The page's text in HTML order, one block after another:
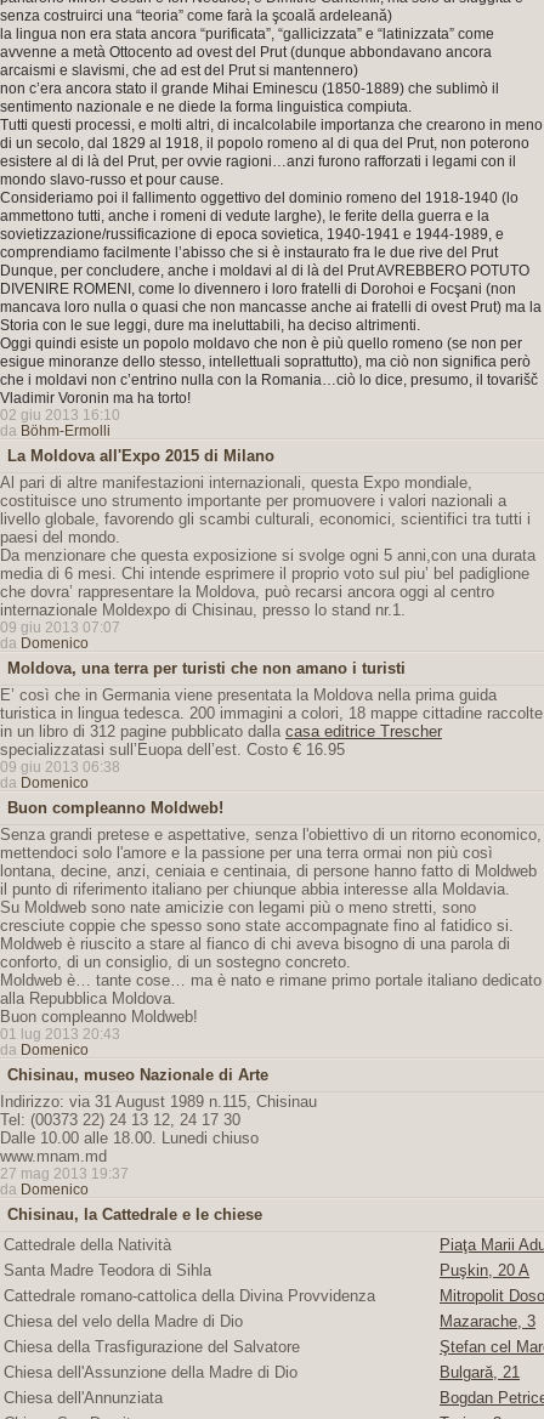
senza costruirci una “teoria” come farà la şcoală ardeleană)
la lingua non era stata ancora “purificata”, “gallicizzata” e “latinizzata” come
avvenne a metà Ottocento ad ovest del Prut (dunque abbondavano ancora
arcaismi e slavismi, che ad est del Prut si mantennero)
non c’era ancora stato il grande Mihai Eminescu (1850-1889) che sublimò il
sentimento nazionale e ne diede la forma linguistica compiuta.
Tutti questi processi, e molti altri, di incalcolabile importanza che crearono in meno
di un secolo, dal 1829 al 1918, il popolo romeno al di qua del Prut, non poterono
esistere al di là del Prut, per ovvie ragioni…anzi furono rafforzati i legami con il
mondo slavo-russo et pour cause.
Consideriamo poi il fallimento oggettivo del dominio romeno del 1918-1940 (lo
ammettono tutti, anche i romeni di vedute larghe), le ferite della guerra e la
sovietizzazione/russificazione di epoca sovietica, 1940-1941 e 1944-1989, e
comprendiamo facilmente l’abisso che si è instaurato fra le due rive del Prut
Dunque, per concludere, anche i moldavi al di là del Prut AVREBBERO POTUTO
DIVENIRE ROMENI, come lo divennero i loro fratelli di Dorohoi e Focşani (non
mancava loro nulla o quasi che non mancasse anche ai fratelli di ovest Prut) ma la
Storia con le sue leggi, dure ma ineluttabili, ha deciso altrimenti.
Oggi quindi esiste un popolo moldavo che non è più quello romeno (se non per
esigue minoranze dello stesso, intellettuali soprattutto), ma ciò non significa però
che i moldavi non c’entrino nulla con la Romania…ciò lo dice, presumo, il tovarišč
Vladimir Voronin ma ha torto!
02 giu 2013 16:10
da Böhm-Ermolli
La Moldova all'Expo 2015 di Milano
Al pari di altre manifestazioni internazionali, questa Expo mondiale,
costituisce uno strumento importante per promuovere i valori nazionali a
livello globale, favorendo gli scambi culturali, economici, scientifici tra tutti i
paesi del mondo.
Da menzionare che questa exposizione si svolge ogni 5 anni,con una durata
media di 6 mesi. Chi intende esprimere il proprio voto sul piu’ bel padiglione
che dovra’ rappresentare la Moldova, può recarsi ancora oggi al centro
internazionale Moldexpo di Chisinau, presso lo stand nr.1.
09 giu 2013 07:07
da Domenico
Moldova, una terra per turisti che non amano i turisti
E’ così che in Germania viene presentata la Moldova nella prima guida
turistica in lingua tedesca. 200 immagini a colori, 18 mappe cittadine raccolte
in un libro di 312 pagine pubblicato dalla casa editrice Trescher
specializzatasi sull’Euopa dell’est. Costo € 16.95
09 giu 2013 06:38
da Domenico
Buon compleanno Moldweb!
Senza grandi pretese e aspettative, senza l'obiettivo di un ritorno economico,
mettendoci solo l'amore e la passione per una terra ormai non più così
lontana, decine, anzi, ceniaia e centinaia, di persone hanno fatto di Moldweb
il punto di riferimento italiano per chiunque abbia interesse alla Moldavia.
Su Moldweb sono nate amicizie con legami più o meno stretti, sono
cresciute coppie che spesso sono state accompagnate fino al fatidico si.
Moldweb è riuscito a stare al fianco di chi aveva bisogno di una parola di
conforto, di un consiglio, di un sostegno concreto.
Moldweb è… tante cose… ma è nato e rimane primo portale italiano dedicato
alla Repubblica Moldova.
Buon compleanno Moldweb!
01 lug 2013 20:43
da Domenico
Chisinau, museo Nazionale di Arte
Indirizzo: via 31 August 1989 n.115, Chisinau
Tel: (00373 22) 24 13 12, 24 17 30
Dalle 10.00 alle 18.00. Lunedi chiuso
www.mnam.md
27 mag 2013 19:37
da Domenico
Chisinau, la Cattedrale e le chiese
Cattedrale della Natività
Piaţa Marii
Santa Madre Teodora di Sihla
Puşkin, 20 A
Cattedrale romano-cattolica della Divina Provvidenza
Mitropolit
Chiesa del velo della Madre di Dio
Mazarache, 3
Chiesa della Trasfigurazione del Salvatore
Ştefan cel
Chiesa dell'Assunzione della Madre di Dio
Bulgară, 21
Chiesa dell'Annunziata
Bogdan